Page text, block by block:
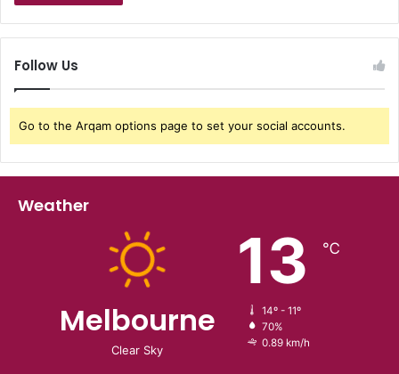
Follow Us
Go to the Arqam options page to set your social accounts.
Weather
Melbourne
Clear Sky
13 ℃
14º - 11º
70%
0.89 km/h